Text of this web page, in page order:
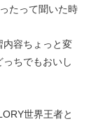
たって聞いた時
内容ちょっと変
ちでもおいし
世界王者と